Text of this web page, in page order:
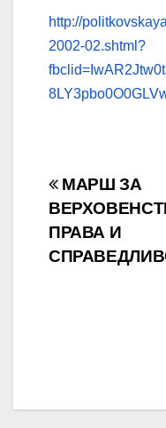
http://
2002-02.shtml?
по
записям
МАРШ ЗА
ПРАВА И